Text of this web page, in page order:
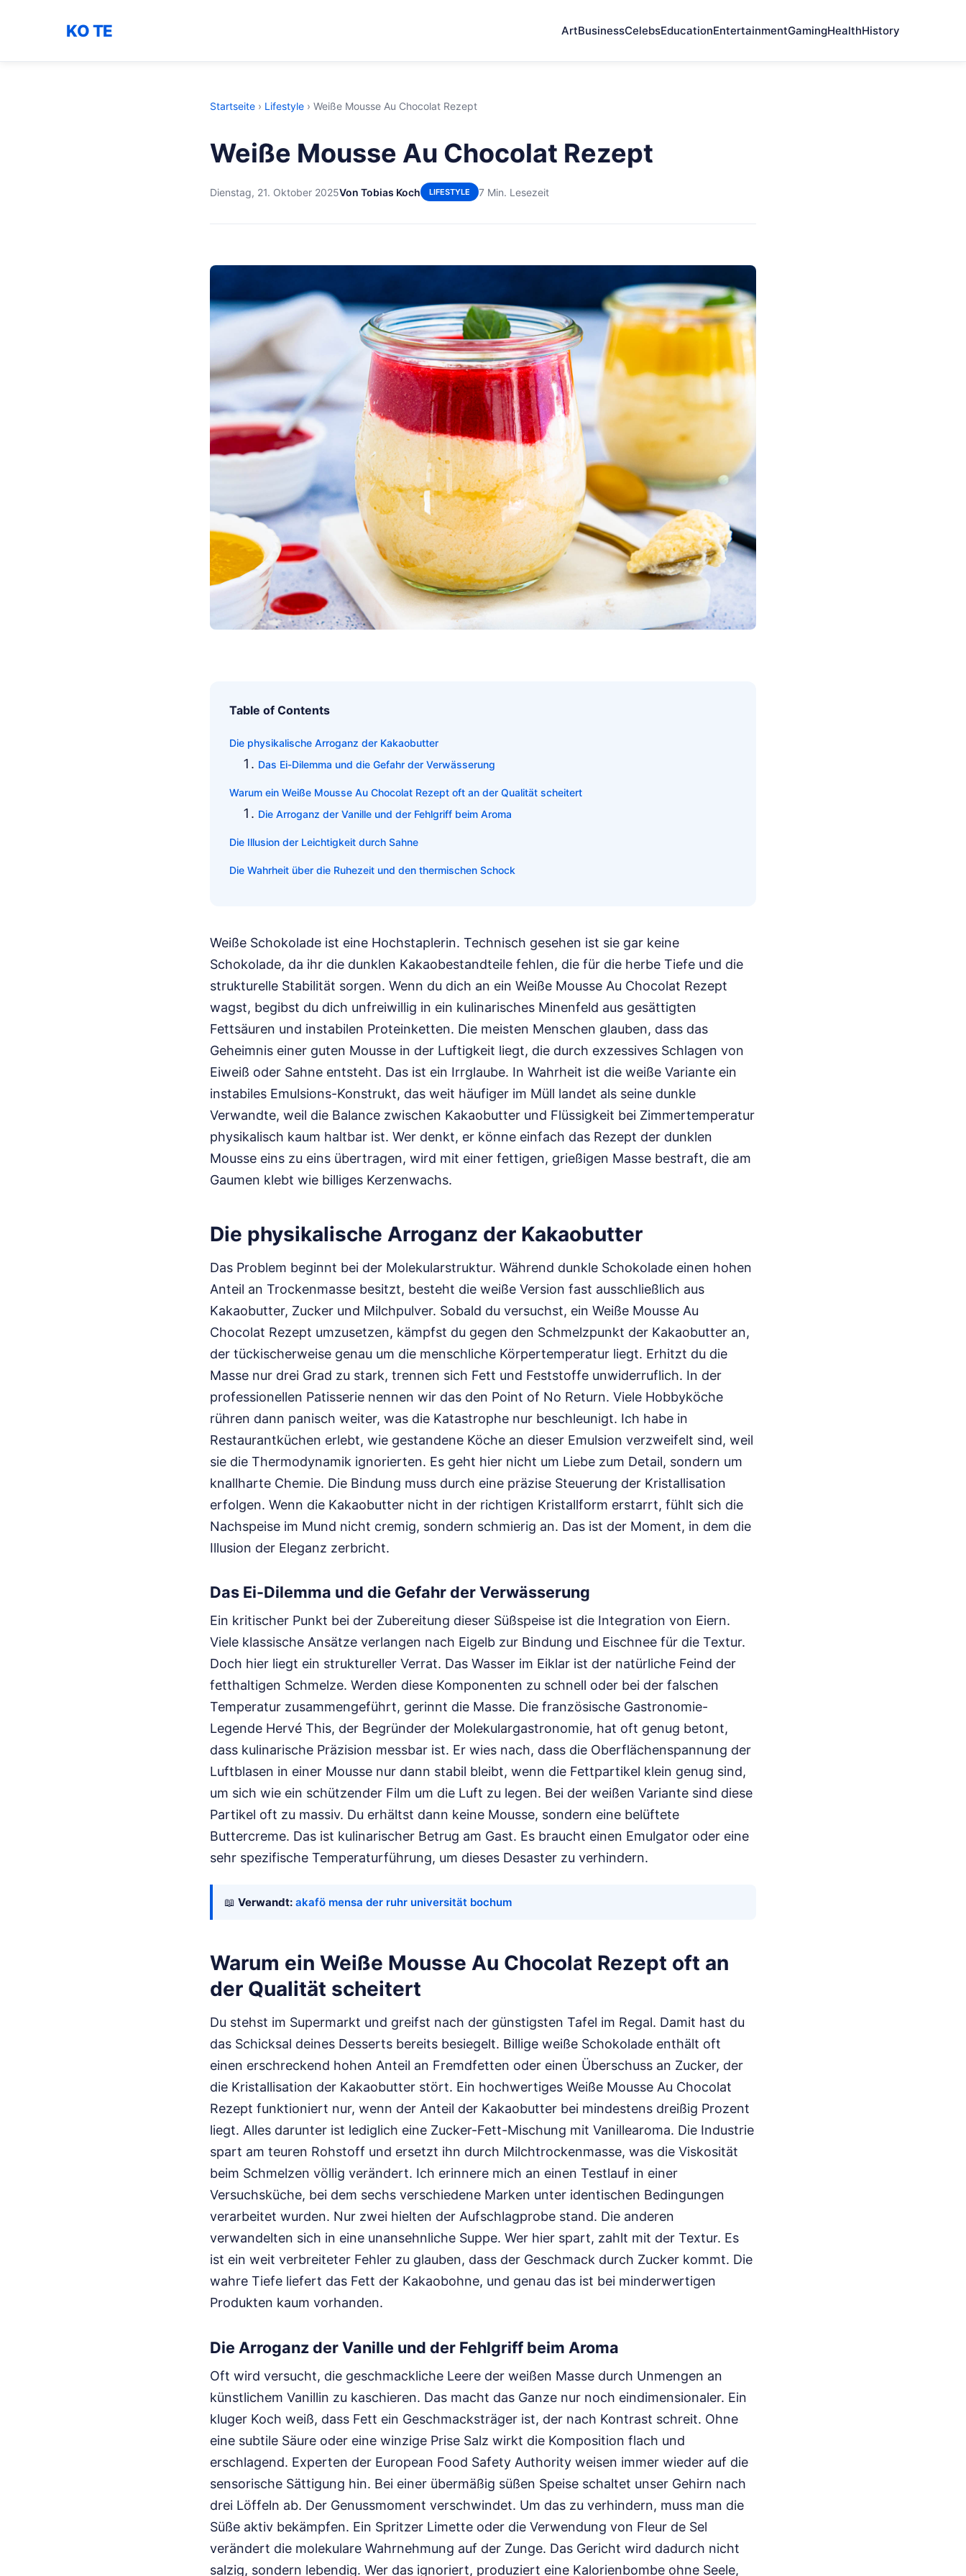
KO TE ArtBusinessCelebsEducationEntertainmentGamingHealthHistory
Startseite › Lifestyle › Weiße Mousse Au Chocolat Rezept
Weiße Mousse Au Chocolat Rezept
Dienstag, 21. Oktober 2025Von Tobias Koch LIFESTYLE 7 Min. Lesezeit
Table of Contents
Die physikalische Arroganz der Kakaobutter
Das Ei-Dilemma und die Gefahr der Verwässerung
Warum ein Weiße Mousse Au Chocolat Rezept oft an der Qualität scheitert
Die Arroganz der Vanille und der Fehlgriff beim Aroma
Die Illusion der Leichtigkeit durch Sahne
Die Wahrheit über die Ruhezeit und den thermischen Schock
Weiße Schokolade ist eine Hochstaplerin. Technisch gesehen ist sie gar keine
Schokolade, da ihr die dunklen Kakaobestandteile fehlen, die für die herbe Tiefe und die
strukturelle Stabilität sorgen. Wenn du dich an ein Weiße Mousse Au Chocolat Rezept
wagst, begibst du dich unfreiwillig in ein kulinarisches Minenfeld aus gesättigten
Fettsäuren und instabilen Proteinketten. Die meisten Menschen glauben, dass das
Geheimnis einer guten Mousse in der Luftigkeit liegt, die durch exzessives Schlagen von
Eiweiß oder Sahne entsteht. Das ist ein Irrglaube. In Wahrheit ist die weiße Variante ein
instabiles Emulsions-Konstrukt, das weit häufiger im Müll landet als seine dunkle
Verwandte, weil die Balance zwischen Kakaobutter und Flüssigkeit bei Zimmertemperatur
physikalisch kaum haltbar ist. Wer denkt, er könne einfach das Rezept der dunklen
Mousse eins zu eins übertragen, wird mit einer fettigen, grießigen Masse bestraft, die am
Gaumen klebt wie billiges Kerzenwachs.
Die physikalische Arroganz der Kakaobutter
Das Problem beginnt bei der Molekularstruktur. Während dunkle Schokolade einen hohen
Anteil an Trockenmasse besitzt, besteht die weiße Version fast ausschließlich aus
Kakaobutter, Zucker und Milchpulver. Sobald du versuchst, ein Weiße Mousse Au
Chocolat Rezept umzusetzen, kämpfst du gegen den Schmelzpunkt der Kakaobutter an,
der tückischerweise genau um die menschliche Körpertemperatur liegt. Erhitzt du die
Masse nur drei Grad zu stark, trennen sich Fett und Feststoffe unwiderruflich. In der
professionellen Patisserie nennen wir das den Point of No Return. Viele Hobbyköche
rühren dann panisch weiter, was die Katastrophe nur beschleunigt. Ich habe in
Restaurantküchen erlebt, wie gestandene Köche an dieser Emulsion verzweifelt sind, weil
sie die Thermodynamik ignorierten. Es geht hier nicht um Liebe zum Detail, sondern um
knallharte Chemie. Die Bindung muss durch eine präzise Steuerung der Kristallisation
erfolgen. Wenn die Kakaobutter nicht in der richtigen Kristallform erstarrt, fühlt sich die
Nachspeise im Mund nicht cremig, sondern schmierig an. Das ist der Moment, in dem die
Illusion der Eleganz zerbricht.
Das Ei-Dilemma und die Gefahr der Verwässerung
Ein kritischer Punkt bei der Zubereitung dieser Süßspeise ist die Integration von Eiern.
Viele klassische Ansätze verlangen nach Eigelb zur Bindung und Eischnee für die Textur.
Doch hier liegt ein struktureller Verrat. Das Wasser im Eiklar ist der natürliche Feind der
fetthaltigen Schmelze. Werden diese Komponenten zu schnell oder bei der falschen
Temperatur zusammengeführt, gerinnt die Masse. Die französische Gastronomie-
Legende Hervé This, der Begründer der Molekulargastronomie, hat oft genug betont,
dass kulinarische Präzision messbar ist. Er wies nach, dass die Oberflächenspannung der
Luftblasen in einer Mousse nur dann stabil bleibt, wenn die Fettpartikel klein genug sind,
um sich wie ein schützender Film um die Luft zu legen. Bei der weißen Variante sind diese
Partikel oft zu massiv. Du erhältst dann keine Mousse, sondern eine belüftete
Buttercreme. Das ist kulinarischer Betrug am Gast. Es braucht einen Emulgator oder eine
sehr spezifische Temperaturführung, um dieses Desaster zu verhindern.
📖 Verwandt: akafö mensa der ruhr universität bochum
Warum ein Weiße Mousse Au Chocolat Rezept oft an
der Qualität scheitert
Du stehst im Supermarkt und greifst nach der günstigsten Tafel im Regal. Damit hast du
das Schicksal deines Desserts bereits besiegelt. Billige weiße Schokolade enthält oft
einen erschreckend hohen Anteil an Fremdfetten oder einen Überschuss an Zucker, der
die Kristallisation der Kakaobutter stört. Ein hochwertiges Weiße Mousse Au Chocolat
Rezept funktioniert nur, wenn der Anteil der Kakaobutter bei mindestens dreißig Prozent
liegt. Alles darunter ist lediglich eine Zucker-Fett-Mischung mit Vanillearoma. Die Industrie
spart am teuren Rohstoff und ersetzt ihn durch Milchtrockenmasse, was die Viskosität
beim Schmelzen völlig verändert. Ich erinnere mich an einen Testlauf in einer
Versuchsküche, bei dem sechs verschiedene Marken unter identischen Bedingungen
verarbeitet wurden. Nur zwei hielten der Aufschlagprobe stand. Die anderen
verwandelten sich in eine unansehnliche Suppe. Wer hier spart, zahlt mit der Textur. Es
ist ein weit verbreiteter Fehler zu glauben, dass der Geschmack durch Zucker kommt. Die
wahre Tiefe liefert das Fett der Kakaobohne, und genau das ist bei minderwertigen
Produkten kaum vorhanden.
Die Arroganz der Vanille und der Fehlgriff beim Aroma
Oft wird versucht, die geschmackliche Leere der weißen Masse durch Unmengen an
künstlichem Vanillin zu kaschieren. Das macht das Ganze nur noch eindimensionaler. Ein
kluger Koch weiß, dass Fett ein Geschmacksträger ist, der nach Kontrast schreit. Ohne
eine subtile Säure oder eine winzige Prise Salz wirkt die Komposition flach und
erschlagend. Experten der European Food Safety Authority weisen immer wieder auf die
sensorische Sättigung hin. Bei einer übermäßig süßen Speise schaltet unser Gehirn nach
drei Löffeln ab. Der Genussmoment verschwindet. Um das zu verhindern, muss man die
Süße aktiv bekämpfen. Ein Spritzer Limette oder die Verwendung von Fleur de Sel
verändert die molekulare Wahrnehmung auf der Zunge. Das Gericht wird dadurch nicht
salzig, sondern lebendig. Wer das ignoriert, produziert eine Kalorienbombe ohne Seele,